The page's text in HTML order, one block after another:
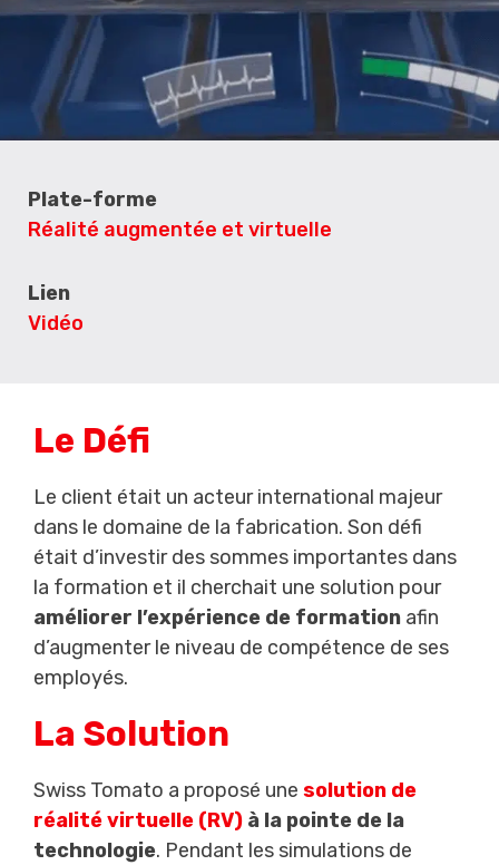
Le Défi
Le client était un acteur international majeur
dans le domaine de la fabrication. Son défi
était d’investir des sommes importantes dans
la formation et il cherchait une solution pour
améliorer l’expérience de formation afin
d’augmenter le niveau de compétence de ses
employés.
La Solution
Swiss Tomato a proposé une solution de
réalité virtuelle (RV) à la pointe de la
technologie. Pendant les simulations de
Plate-forme
Réalité augmentée et virtuelle
Lien
Vidéo